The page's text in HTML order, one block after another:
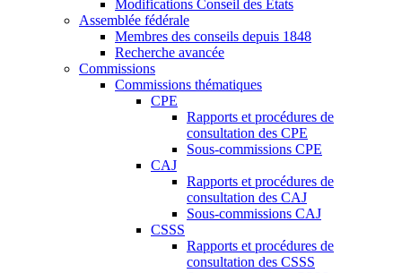
Modifications Conseil des Etats
Assemblée fédérale
Membres des conseils depuis 1848
Recherche avancée
Commissions
Commissions thématiques
CPE
Rapports et procédures de
consultation des CPE
Sous-commissions CPE
CAJ
Rapports et procédures de
consultation des CAJ
Sous-commissions CAJ
CSSS
Rapports et procédures de
consultation des CSSS